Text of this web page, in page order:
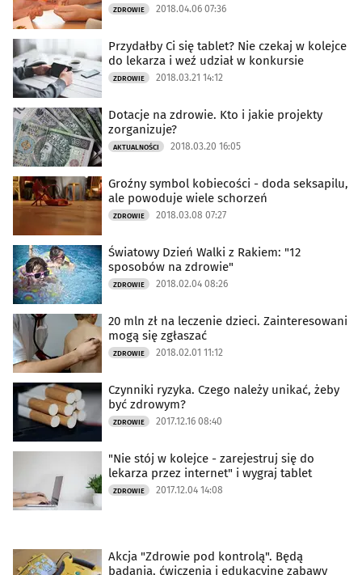
ZDROWIE 2018.04.06 07:36
Przydałby Ci się tablet? Nie czekaj w kolejce
do lekarza i weź udział w konkursie
ZDROWIE 2018.03.21 14:12
Dotacje na zdrowie. Kto i jakie projekty
zorganizuje?
AKTUALNOŚCI 2018.03.20 16:05
Groźny symbol kobiecości - doda seksapilu,
ale powoduje wiele schorzeń
ZDROWIE 2018.03.08 07:27
Światowy Dzień Walki z Rakiem: "12
sposobów na zdrowie"
ZDROWIE 2018.02.04 08:26
20 mln zł na leczenie dzieci. Zainteresowani
mogą się zgłaszać
ZDROWIE 2018.02.01 11:12
Czynniki ryzyka. Czego należy unikać, żeby
być zdrowym?
ZDROWIE 2017.12.16 08:40
"Nie stój w kolejce - zarejestruj się do
lekarza przez internet" i wygraj tablet
ZDROWIE 2017.12.04 14:08
Akcja "Zdrowie pod kontrolą". Będą
badania, ćwiczenia i edukacyjne zabawy